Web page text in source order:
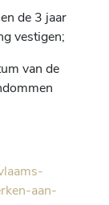
de 3 jaar
vestigen;
van de
aan-